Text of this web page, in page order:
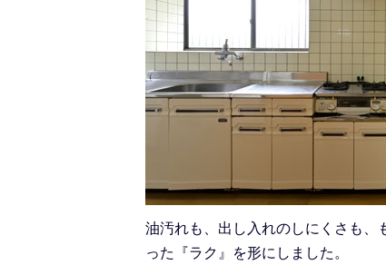
油汚れも、出し入れのしにくさも、
った『ラク』を形にしました。